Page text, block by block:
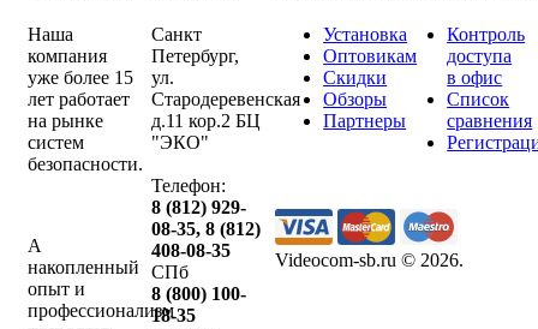
Наша
компания
уже более 15
лет работает
на рынке
систем
безопасности.
А
накопленный
опыт и
профессионализм
Санкт
Петербург,
ул.
Стародеревенская
д.11 кор.2 БЦ
"ЭКО"
Телефон:
8 (812) 929-
08-35,8 (812)
408-08-35
СПб
8 (800) 100-
18-35
Установка
Оптовикам
Скидки
Обзоры
Партнеры
Контроль
доступа
в офис
Список
сравнения
Videocom-sb.ru © 2026.